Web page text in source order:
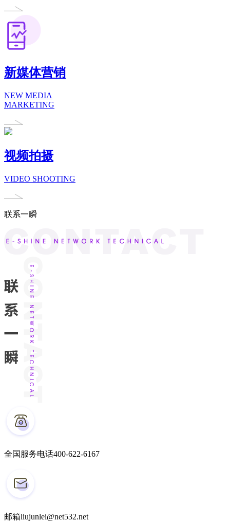
新媒体营销
NEW MEDIA
MARKETING
视频拍摄
VIDEO SHOOTING
联系一瞬
全国服务电话400-622-6167
邮箱liujunlei@net532.net